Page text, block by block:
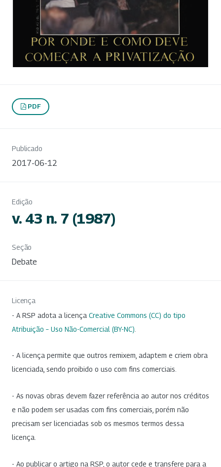
PDF
Publicado
2017-06-12
Edição
v. 43 n. 7 (1987)
Seção
Debate
Licença
- A RSP adota a licença Creative Commons (CC) do tipo
Atribuição – Uso Não-Comercial (BY-NC)
- A licença permite que outros remixem, adaptem e criem obra
licenciada, sendo proibido o uso com fins comerciais.
- As novas obras devem fazer referência ao autor nos créditos
e não podem ser usadas com fins comerciais, porém não
precisam ser licenciadas sob os mesmos termos dessa
licença.
- Ao publicar o artigo na RSP, o autor cede e transfere para a